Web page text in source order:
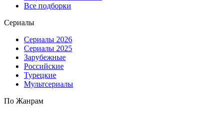
Все подборки
Сериалы
Сериалы 2026
Сериалы 2025
Зарубежные
Российские
Турецкие
Мультсериалы
По Жанрам